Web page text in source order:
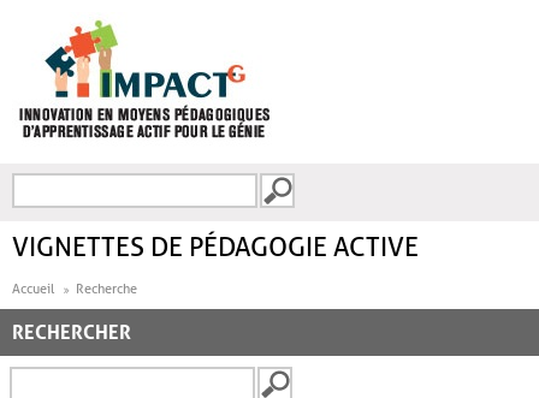
FORMULAIRE DE
VIGNETTES DE PÉDAGOGIE ACTIVE
Accueil Recherche
RECHERCHER